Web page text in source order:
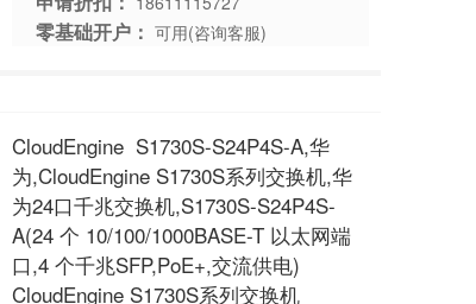
零基础开户： 可用(咨询客服)
CloudEngine S1730S-S24P4S-A,华
为,CloudEngine S1730S系列交换机,华
为24口千兆交换机,S1730S-S24P4S-
A(24 个 10/100/1000BASE-T 以太网端
口,4 个千兆SFP,PoE+,交流供电)
CloudEngine S1730S系列交换机